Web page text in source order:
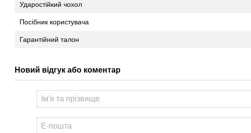
Ударостійкий чохол
Посібник користувача
Гарантійний талон
Новий відгук або коментар